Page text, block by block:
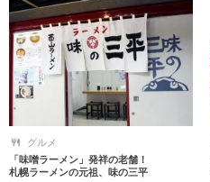
グルメ
「味噌ラーメン」発祥の老舗！
札幌ラーメンの元祖、味の三平